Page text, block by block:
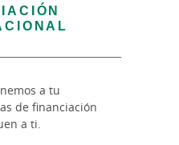
a tu
de financiación
a ti.